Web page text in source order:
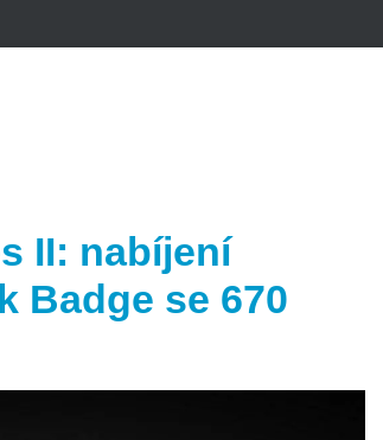
II: nabíjení
Badge se 670